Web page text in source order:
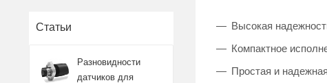
Высокая
Компактное
Простая и
Статьи
Разновидности
датчиков для